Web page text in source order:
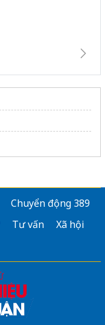
Chuyển động 389
Tư vấn
Xã hội